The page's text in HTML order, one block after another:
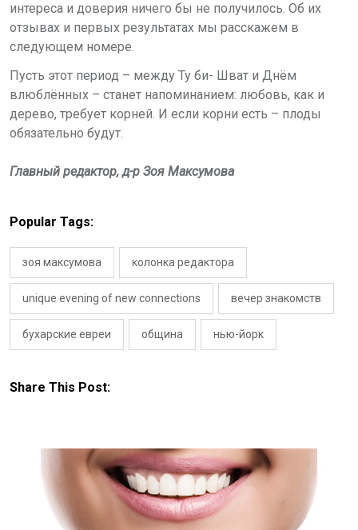
интереса и доверия ничего бы не получилось. Об их
отзывах и первых результатах мы расскажем в
следующем номере.
Пусть этот период – между Ту би- Шват и Днём
влюблённых – станет напоминанием: любовь, как и
дерево, требует корней. И если корни есть – плоды
обязательно будут.
Главный редактор, д-р Зоя Максумова
Popular Tags:
зоя максумова колонка редактора
unique evening of new connections вечер знакомств
бухарские евреи община нью-йорк
Share This Post: